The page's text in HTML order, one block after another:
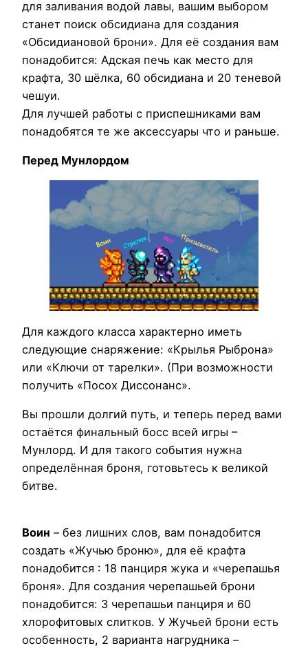
для заливания водой лавы, вашим выбором
станет поиск обсидиана для создания
«Обсидиановой брони». Для её создания вам
понадобится: Адская печь как место для
крафта, 30 шёлка, 60 обсидиана и 20 теневой
чешуи.
Для лучшей работы с приспешниками вам
понадобятся те же аксессуары что и раньше.
Перед Мунлордом
Для каждого класса характерно иметь
следующие снаряжение: «Крылья Рыброна»
или «Ключи от тарелки». (При возможности
получить «Посох Диссонанс».
Вы прошли долгий путь, и теперь перед вами
остаётся финальный босс всей игры –
Мунлорд. И для такого события нужна
определённая броня, готовьтесь к великой
битве.
Воин – без лишних слов, вам понадобится
создать «Жучью броню», для её крафта
понадобится : 18 панциря жука и «черепашья
броня». Для создания черепашьей брони
понадобится: 3 черепашьи панциря и 60
хлорофитовых слитков. У Жучьей брони есть
особенность, 2 варианта нагрудника –